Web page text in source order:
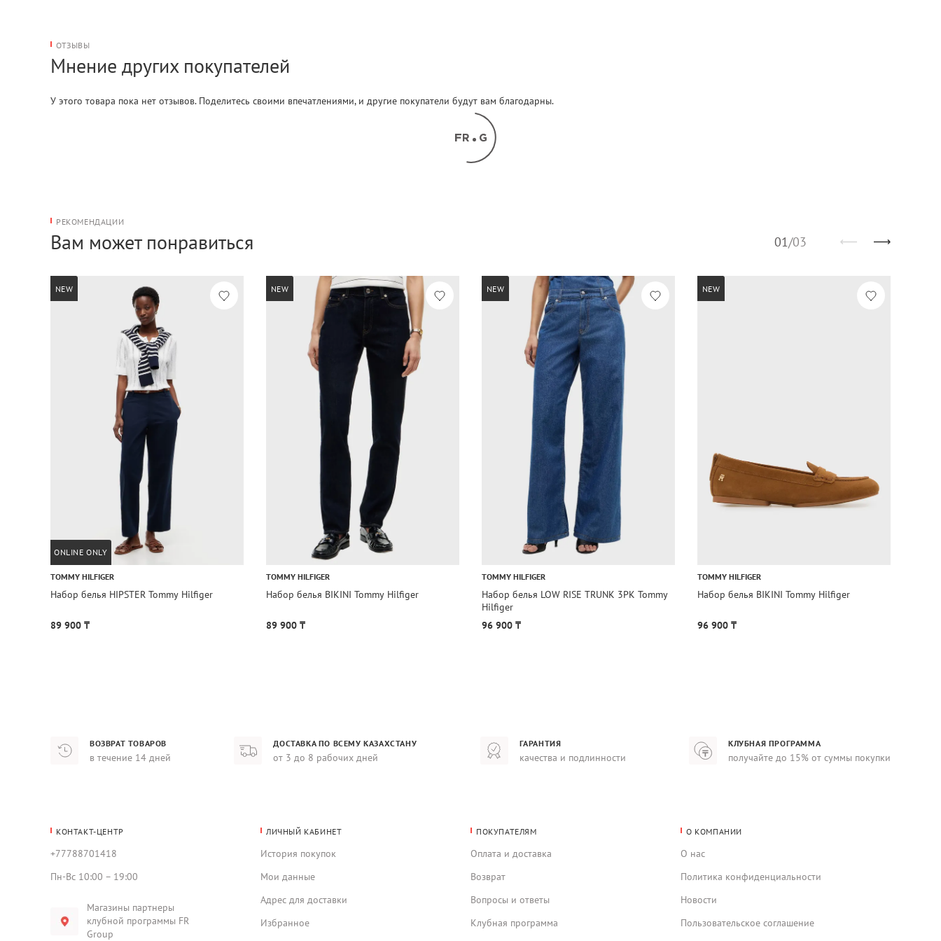
ОТЗЫВЫ
Мнение других покупателей
У этого товара пока нет отзывов. Поделитесь своими впечатлениями, и другие покупатели будут вам благодарны.
РЕКОМЕНДАЦИИ
Вам может понравиться 01/03
NEW
ONLINE ONLY
TOMMY HILFIGER
Набор белья HIPSTER Tommy Hilfiger
89 900 ₸
NEW
TOMMY HILFIGER
Набор белья BIKINI Tommy Hilfiger
89 900 ₸
NEW
TOMMY HILFIGER
Набор белья LOW RISE TRUNK 3PK Tommy
Hilfiger
96 900 ₸
NEW
TOMMY HILFIGER
Набор белья BIKINI Tommy Hilfiger
96 900 ₸
ВОЗВРАТ ТОВАРОВ
в течение 14 дней
ДОСТАВКА ПО ВСЕМУ КАЗАХСТАНУ
от 3 до 8 рабочих дней
ГАРАНТИЯ
качества и подлинности
КЛУБНАЯ ПРОГРАММА
получайте до 15% от суммы покупки
КОНТАКТ-ЦЕНТР
+77788701418
Пн-Вс 10:00 – 19:00
Магазины партнеры
клубной программы FR
Group
ЛИЧНЫЙ КАБИНЕТ
История покупок
Мои данные
Адрес для доставки
Избранное
ПОКУПАТЕЛЯМ
Оплата и доставка
Возврат
Вопросы и ответы
Клубная программа
О КОМПАНИИ
О нас
Политика конфиденциальности
Новости
Пользовательское соглашение